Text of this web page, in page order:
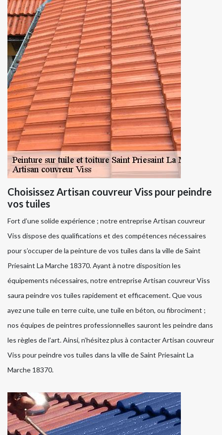
Choisissez Artisan couvreur Viss pour peindre
vos tuiles
Fort d’une solide expérience ; notre entreprise Artisan couvreur
Viss dispose des qualifications et des compétences nécessaires
pour s’occuper de la peinture de vos tuiles dans la ville de Saint
Priesaint La Marche 18370. Ayant à notre disposition les
équipements nécessaires, notre entreprise Artisan couvreur Viss
saura peindre vos tuiles rapidement et efficacement. Que vous
ayez une tuile en terre cuite, une tuile en béton, ou fibrociment ;
nos équipes de peintres professionnelles sauront les peindre dans
les règles de l’art. Ainsi, n’hésitez plus à contacter Artisan couvreur
Viss pour peindre vos tuiles dans la ville de Saint Priesaint La
Marche 18370.